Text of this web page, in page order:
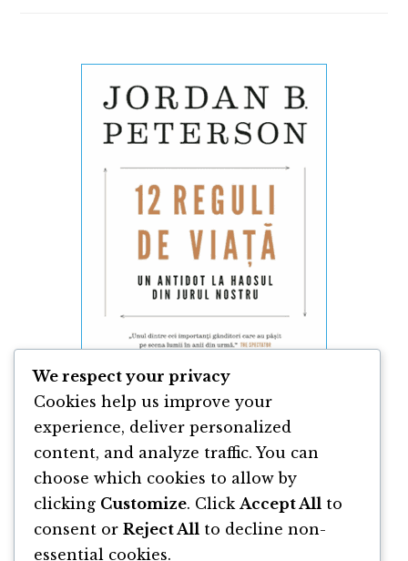
12 Reguli de Viată de Jordan Peterson
By Jordan Peterson
We respect your privacy
Cookies help us improve your
experience, deliver personalized
content, and analyze traffic. You can
choose which cookies to allow by
clicking Customize. Click Accept All to
consent or Reject All to decline non-
essential cookies.